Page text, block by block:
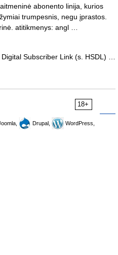
abonento linija, kurios
trumpesnis, negu įprastos.
atitikmenys: angl …
Subscriber Link (s. HSDL) …
18+
Drupal,
WordPress,